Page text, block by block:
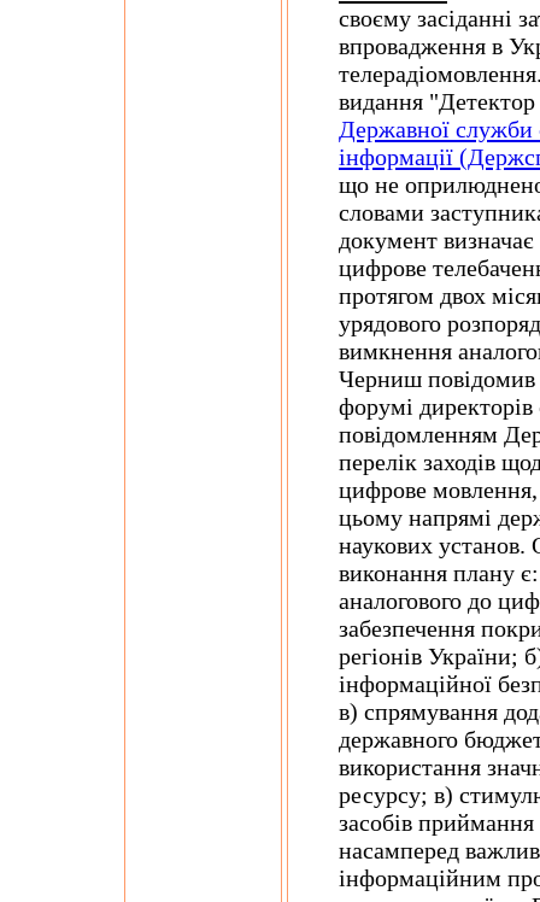
своєму засіданні
впровадження в
видання "Детектор
Державної служби
інформації
що не
словами
документ
цифрове
протягом двох
урядового
вимкнення
Черниш
форумі
повідомленням
перелік заходів
цифрове мовлення,
цьому напрямі
наукових установ.
виконання плану
аналогового до
забезпечення
регіонів України;
інформаційної
в) спрямування
державного
використання
ресурсу; в)
засобів
насамперед
інформаційним